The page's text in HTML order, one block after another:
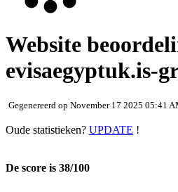
Website
evisaegyptuk.is-
Gegenereerd op November 17 2025 05:41
Oude statistieken? UPDATE !
De score is 38/100